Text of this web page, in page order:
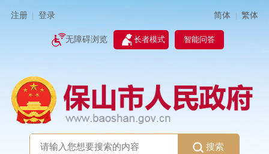
注册 登录 简体 | 繁体
无障碍浏览 长者模式 智能问答
搜索